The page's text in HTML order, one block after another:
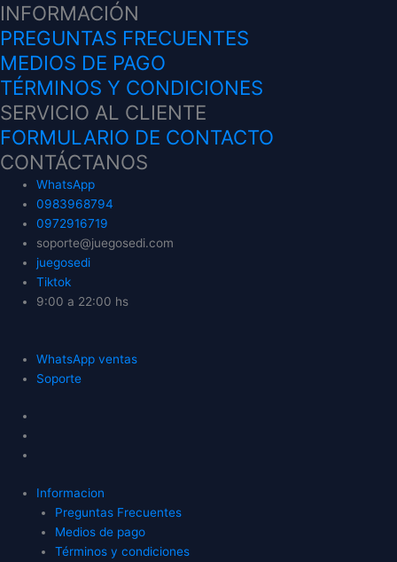
INFORMACIÓN
PREGUNTAS FRECUENTES
MEDIOS DE PAGO
TÉRMINOS Y CONDICIONES
SERVICIO AL CLIENTE
FORMULARIO DE CONTACTO
CONTÁCTANOS
WhatsApp
0983968794
0972916719
soporte@juegosedi.com
juegosedi
Tiktok
9:00 a 22:00 hs
WhatsApp ventas
Soporte
Informacion
Preguntas Frecuentes
Medios de pago
Términos y condiciones